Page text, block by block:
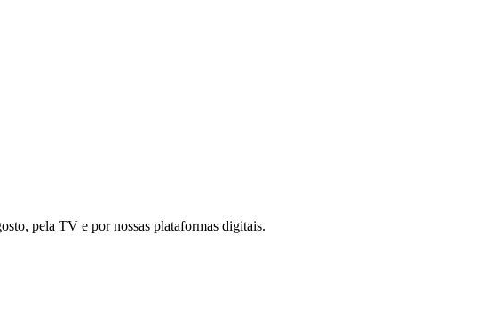
pela TV e por nossas plataformas digitais.